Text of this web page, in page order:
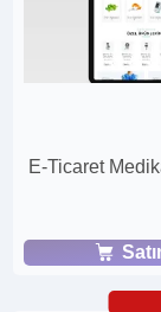
E-Ticaret